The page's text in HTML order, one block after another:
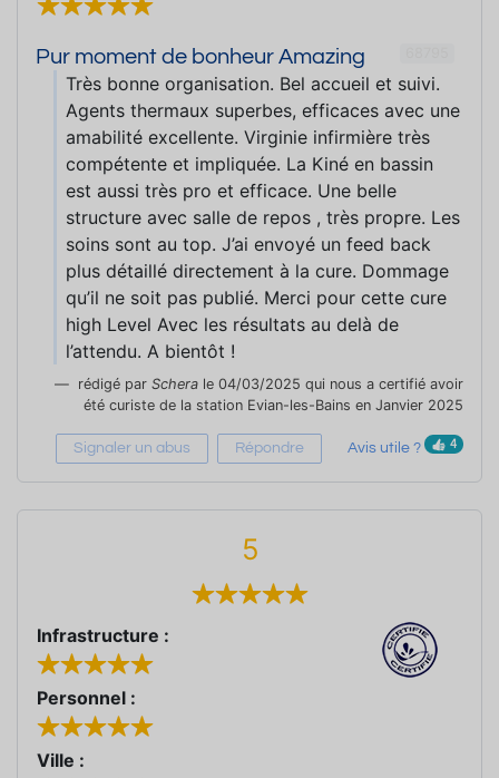
Pur moment de bonheur Amazing
Très bonne organisation. Bel accueil et suivi.
Agents thermaux superbes, efficaces avec une
amabilité excellente. Virginie infirmière très
compétente et impliquée. La Kiné en bassin
est aussi très pro et efficace. Une belle
structure avec salle de repos , très propre. Les
soins sont au top. J’ai envoyé un feed back
plus détaillé directement à la cure. Dommage
qu’il ne soit pas publié. Merci pour cette cure
high Level Avec les résultats au delà de
l’attendu. A bientôt !
rédigé par Schera le 04/03/2025 qui nous a certifié avoir
été curiste de la station Evian-les-Bains en Janvier 2025
Signaler un abus Répondre Avis utile ? 4
5
Infrastructure :
Personnel :
Ville :